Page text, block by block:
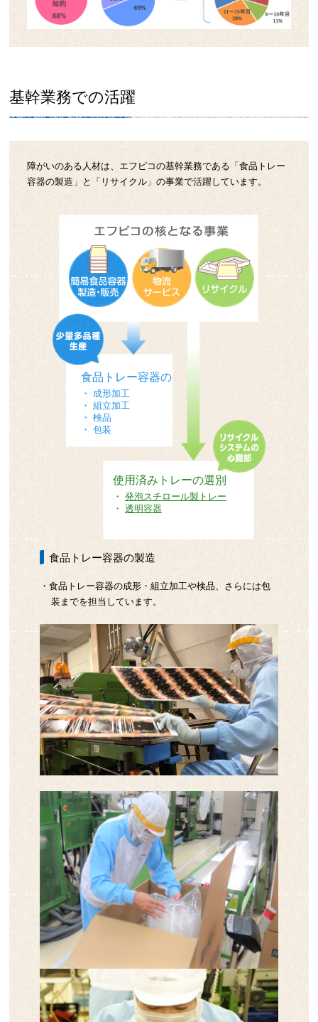
基幹業務での活躍
障がいのある人材は、エフピコの基幹業務である「食品トレー
容器の製造」と「リサイクル」の事業で活躍しています。
食品トレー容器の
・ 成形加工
・ 組立加工
・ 検品
・ 包装
使用済みトレーの選別
・ 発泡スチロール製トレー
・ 透明容器
食品トレー容器の製造
・食品トレー容器の成形・組立加工や検品、さらには包
装までを担当しています。